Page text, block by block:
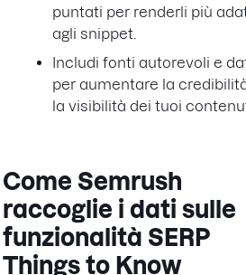
puntati per renderli più
agli snippet.
Includi fonti autorevoli e
per aumentare la
la visibilità dei tuoi
Come Semrush
raccoglie i dati sulle
funzionalità SERP
Things to Know